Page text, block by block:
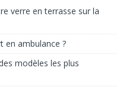
verre en terrasse sur la
en ambulance ?
modèles les plus